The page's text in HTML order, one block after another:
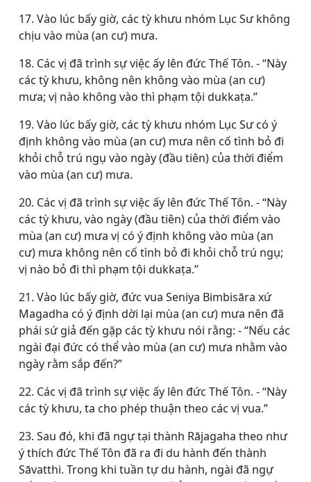
17. Vào lúc bấy giờ, các tỳ khưu nhóm Lục Sư không
chịu vào mùa (an cư) mưa.
18. Các vị đã trình sự việc ấy lên đức Thế Tôn. - “Này
các tỳ khưu, không nên không vào mùa (an cư)
mưa; vị nào không vào thì phạm tội dukkaṭa.”
19. Vào lúc bấy giờ, các tỳ khưu nhóm Lục Sư có ý
định không vào mùa (an cư) mưa nên cố tình bỏ đi
khỏi chỗ trú ngụ vào ngày (đầu tiên) của thời điểm
vào mùa (an cư) mưa.
20. Các vị đã trình sự việc ấy lên đức Thế Tôn. - “Này
các tỳ khưu, vào ngày (đầu tiên) của thời điểm vào
mùa (an cư) mưa vị có ý định không vào mùa (an
cư) mưa không nên cố tình bỏ đi khỏi chỗ trú ngụ;
vị nào bỏ đi thì phạm tội dukkaṭa.”
21. Vào lúc bấy giờ, đức vua Seniya Bimbisāra xứ
Magadha có ý định dời lại mùa (an cư) mưa nên đã
phái sứ giả đến gặp các tỳ khưu nói rằng: - “Nếu các
ngài đại đức có thể vào mùa (an cư) mưa nhằm vào
ngày rằm sắp đến?”
22. Các vị đã trình sự việc ấy lên đức Thế Tôn. - “Này
các tỳ khưu, ta cho phép thuận theo các vị vua.”
23. Sau đó, khi đã ngự tại thành Rājagaha theo như
ý thích đức Thế Tôn đã ra đi du hành đến thành
Sāvatthi. Trong khi tuần tự du hành, ngài đã ngự